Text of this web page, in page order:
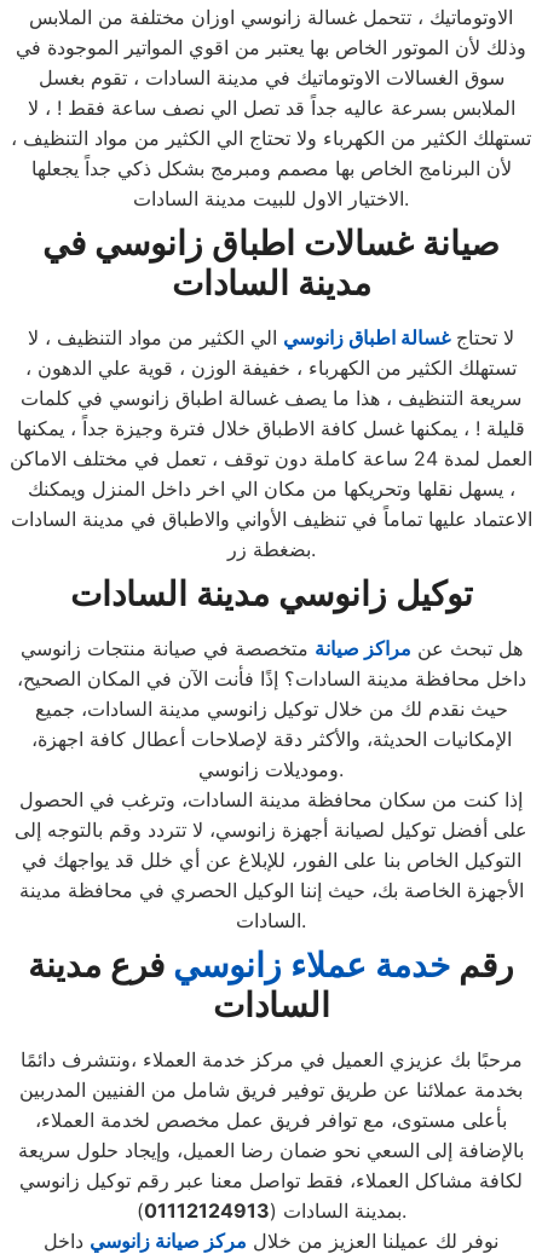
الاوتوماتيك ، تتحمل غسالة زانوسي اوزان مختلفة من الملابس
وذلك لأن الموتور الخاص بها يعتبر من اقوي المواتير الموجودة في
سوق الغسالات الاوتوماتيك في مدينة السادات ، تقوم بغسل
الملابس بسرعة عاليه جداً قد تصل الي نصف ساعة فقط ! ، لا
تستهلك الكثير من الكهرباء ولا تحتاج الي الكثير من مواد التنظيف ،
لأن البرنامج الخاص بها مصمم ومبرمج بشكل ذكي جداً يجعلها
الاختيار الاول للبيت مدينة السادات.
صيانة غسالات اطباق زانوسي في
مدينة السادات
لا تحتاجغسالة اطباق زانوسي الي الكثير من مواد التنظيف ، لا
تستهلك الكثير من الكهرباء ، خفيفة الوزن ، قوية علي الدهون ،
سريعة التنظيف ، هذا ما يصف غسالة اطباق زانوسي في كلمات
قليلة ! ، يمكنها غسل كافة الاطباق خلال فترة وجيزة جداً ، يمكنها
العمل لمدة 24 ساعة كاملة دون توقف ، تعمل في مختلف الاماكن
، يسهل نقلها وتحريكها من مكان الي اخر داخل المنزل ويمكنك
الاعتماد عليها تماماً في تنظيف الأواني والاطباق في مدينة السادات
بضغطة زر.
توكيل زانوسي مدينة السادات
هل تبحث عن مراكز صيانة متخصصة في صيانة منتجات زانوسي
داخل محافظة مدينة السادات؟ إذًا فأنت الآن في المكان الصحيح،
حيث نقدم لك من خلال توكيل زانوسي مدينة السادات، جميع
الإمكانيات الحديثة، والأكثر دقة لإصلاحات أعطال كافة اجهزة،
وموديلات زانوسي.
إذا كنت من سكان محافظة مدينة السادات، وترغب في الحصول
على أفضل توكيل لصيانة أجهزة زانوسي، لا تتردد وقم بالتوجه إلى
التوكيل الخاص بنا على الفور، للإبلاغ عن أي خلل قد يواجهك في
الأجهزة الخاصة بك، حيث إننا الوكيل الحصري في محافظة مدينة
السادات.
رقم خدمة عملاء زانوسي فرع مدينة
السادات
مرحبًا بك عزيزي العميل في مركز خدمة العملاء ،ونتشرف دائمًا
بخدمة عملائنا عن طريق توفير فريق شامل من الفنيين المدربين
بأعلى مستوى، مع توافر فريق عمل مخصص لخدمة العملاء،
بالإضافة إلى السعي نحو ضمان رضا العميل، وإيجاد حلول سريعة
لكافة مشاكل العملاء، فقط تواصل معنا عبر رقم توكيل زانوسي
بمدينة السادات (01112124913
).
نوفر لك عميلنا العزيز من خلال مركز صيانة زانوسي داخل